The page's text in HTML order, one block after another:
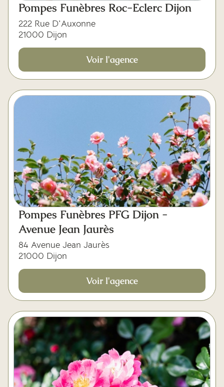
Pompes Funèbres Roc-Eclerc Dijon
222 Rue D'Auxonne
21000 Dijon
Voir l'agence
Pompes Funèbres PFG Dijon -
Avenue Jean Jaurès
84 Avenue Jean Jaurès
21000 Dijon
Voir l'agence